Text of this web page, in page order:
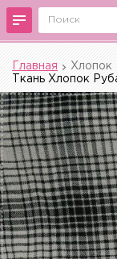
Главная Хлопок
Ткань Хлопок